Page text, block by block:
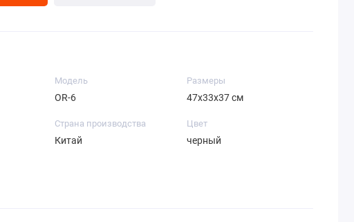
Модель
OR-6
Размеры
47х33х37 cм
Страна производства
Китай
Цвет
черный